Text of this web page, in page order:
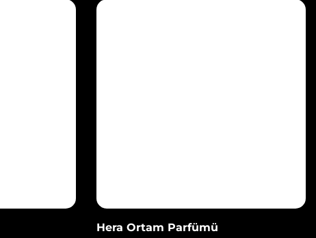
Hera Ortam Parfümü